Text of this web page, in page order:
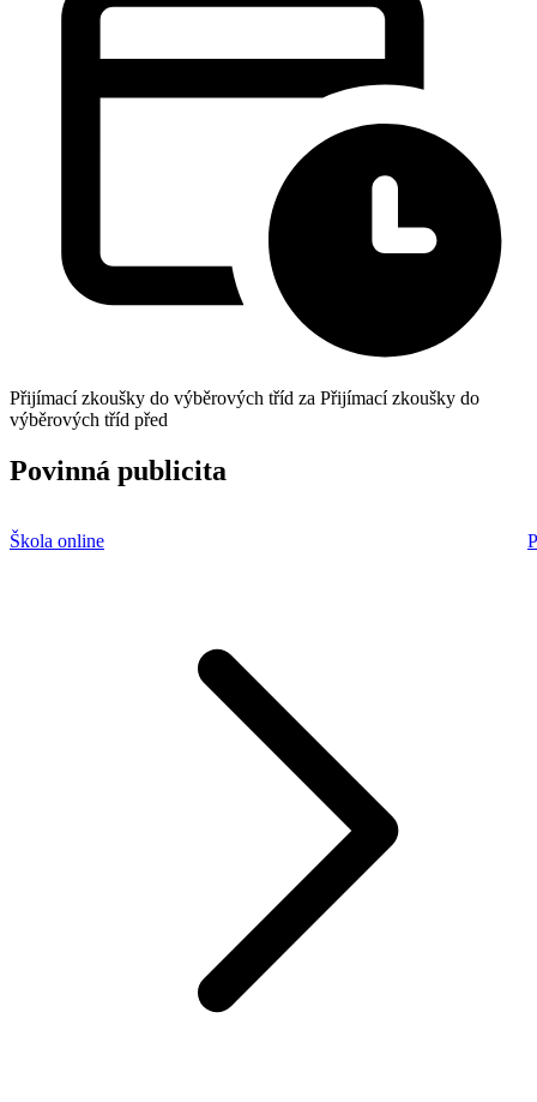
Přijímací zkoušky do výběrových tříd za Přijímací zkoušky do
výběrových tříd před
Povinná publicita
Škola online